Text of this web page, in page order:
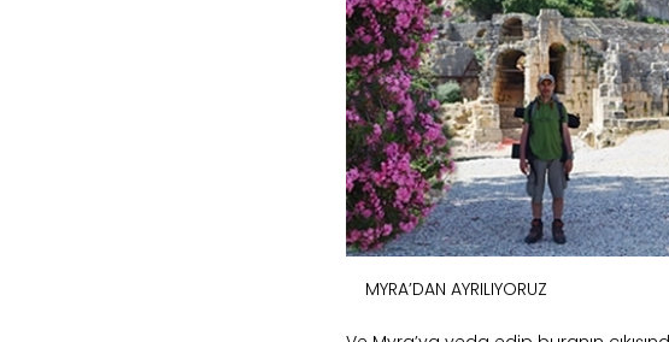
MYRA’DAN AYRILIYORUZ